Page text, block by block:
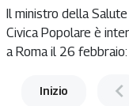
Il ministro della
Civica Popolare è
a Roma il 26
Inizio